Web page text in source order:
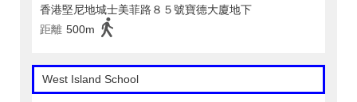
香港堅尼地城士美菲路８５號寶德大廈地下
距離 500m
West Island School